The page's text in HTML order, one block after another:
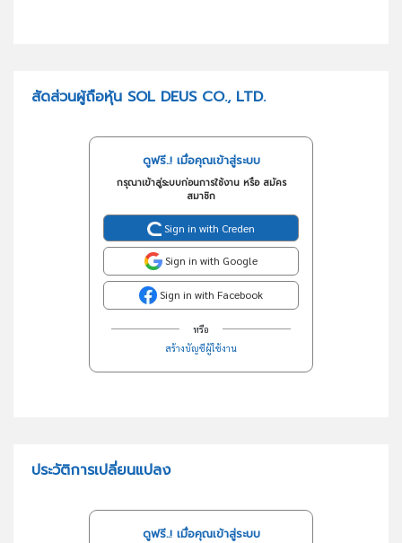
สัดส่วนผู้ถือหุ้น SOL DEUS CO., LTD.
ดูฟรี..! เมื่อคุณเข้าสู่ระบบ
กรุณาเข้าสู่ระบบก่อนการใช้งาน หรือ สมัคร
สมาชิก
Sign in with Creden
Sign in with Google
Sign in with Facebook
หรือ
สร้างบัญชีผู้ใช้งาน
ประวัติการเปลี่ยนแปลง
ดูฟรี..! เมื่อคุณเข้าสู่ระบบ